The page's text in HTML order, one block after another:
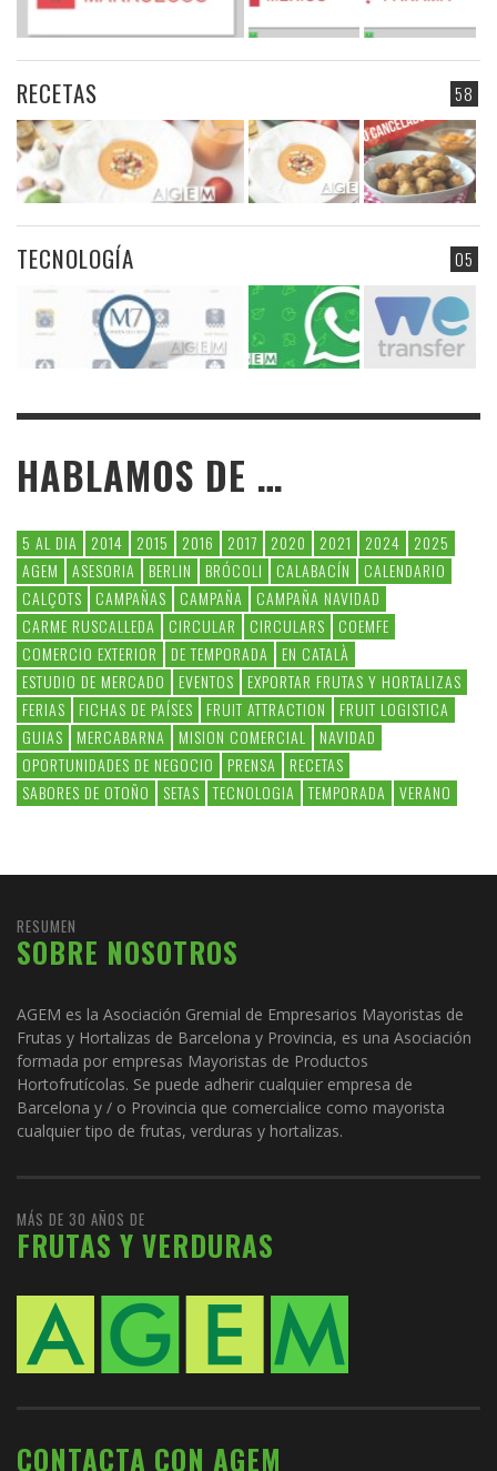
58
RECETAS
05
TECNOLOGÍA
HABLAMOS DE …
5 AL DIA 2014 2015 2016 2017 2020 2021 2024
2025
AGEM
ASESORIA BERLIN BRÓCOLI CALABACÍN
CALENDARIO
CALÇOTS
CAMPAÑAS CAMPAÑA
CAMPAÑA NAVIDAD
CARME RUSCALLEDA
CIRCULAR CIRCULARS
COEMFE
COMERCIO EXTERIOR
DE TEMPORADA
EN CATALÀ
ESTUDIO DE MERCADO
EVENTOS
EXPORTAR FRUTAS Y HORTALIZAS
FERIAS
FICHAS DE PAÍSES FRUIT ATTRACTION
FRUIT LOGISTICA
GUIAS
MERCABARNA MISION COMERCIAL
NAVIDAD
OPORTUNIDADES DE NEGOCIO
PRENSA
RECETAS
SABORES DE OTOÑO
SETAS TECNOLOGIA TEMPORADA VERANO
RESUMEN
SOBRE NOSOTROS
AGEM es la Asociación Gremial de Empresarios Mayoristas de
Frutas y Hortalizas de Barcelona y Provincia, es una Asociación
formada por empresas Mayoristas de Productos
Hortofrutícolas. Se puede adherir cualquier empresa de
Barcelona y / o Provincia que comercialice como mayorista
cualquier tipo de frutas, verduras y hortalizas.
MÁS DE 30 AÑOS DE
FRUTAS Y VERDURAS
CONTACTA CON AGEM